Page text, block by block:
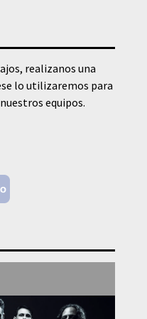
realizanos una
lo utilizaremos para
equipos.